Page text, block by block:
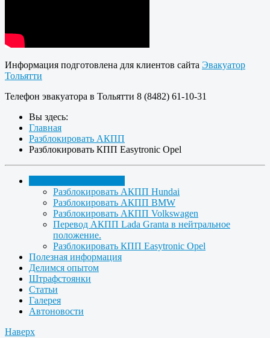
Информация подготовлена для клиентов сайта Эвакуатор
Тольятти
Телефон эвакуатора в Тольятти 8 (8482) 61-10-31
Вы здесь:
Главная
Разблокировать АКПП
Разблокировать КПП Easytronic Opel
Разблокировать АКПП Hundai
Разблокировать АКПП BMW
Разблокировать АКПП Volkswagen
Перевод АКПП Lada Granta в нейтральное
положение.
Разблокировать КПП Easytronic Opel
Полезная информация
Делимся опытом
Штрафстоянки
Статьи
Галерея
Автоновости
Наверх